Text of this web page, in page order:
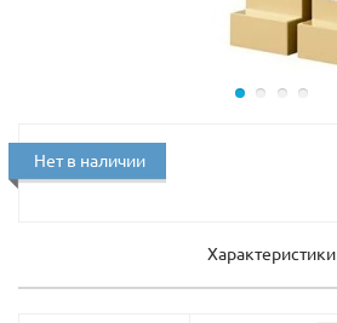
Нет в наличии
Характеристики